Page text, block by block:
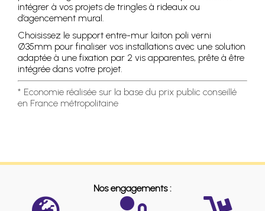
intégrer à vos projets de tringles à rideaux ou
d’agencement mural.
Choisissez le support entre-mur laiton poli verni
Ø35mm pour finaliser vos installations avec une solution
adaptée à une fixation par 2 vis apparentes, prête à être
intégrée dans votre projet.
* Economie réalisée sur la base du prix public conseillé
en France métropolitaine
Nos engagements :